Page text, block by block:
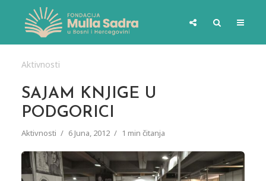
Aktivnosti
SAJAM KNJIGE U
PODGORICI
Aktivnosti 6 Juna, 2012 1 min čitanja